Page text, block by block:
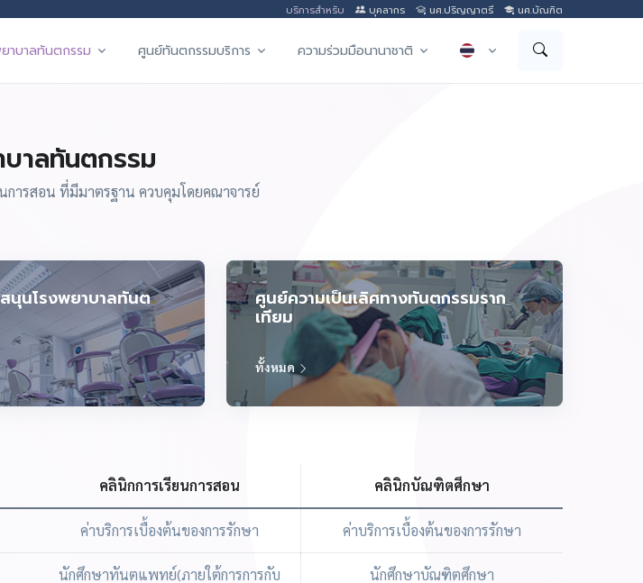
บริการสำหรับ บุคลากร นศ.ปริญญาตรี นศ.บัณฑิต
าบาลทันตกรรม ศูนย์ทันตกรรมบริการ ความร่วมมือนานาชาติ
าลทันตกรรม
การสอน ที่มีมาตรฐาน ควบคุมโดยคณาจารย์
นุนโรงพยาบาลทันต ศูนย์ความเป็นเลิศทางทันตกรรมราก
เทียม
ทั้งหมด
คลินิกการเรียนการสอน คลินิกบัณฑิตศึกษา
ค่าบริการเบื้องต้นของการรักษา ค่าบริการเบื้องต้นของการรักษา
นักศึกษาทันตแพทย์(ภายใต้การการกับ
นักศึกษาบัณฑิตศึกษา